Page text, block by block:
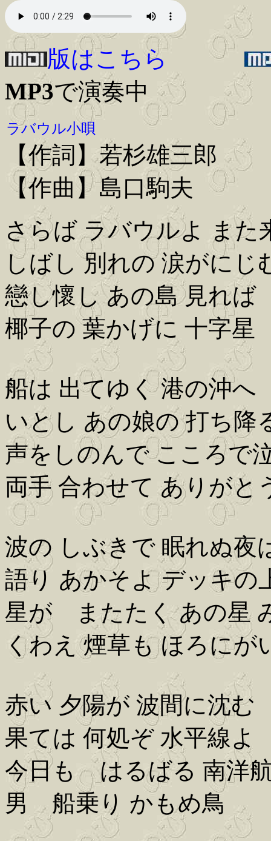
版はこちら
MP3で演奏中
ラバウル小唄
【作詞】若杉雄三郎
【作曲】島口駒夫
さらば ラバウルよ また
しばし 別れの 涙がにじ
戀し懷し あの島 見れば
椰子の 葉かげに 十字星
船は 出てゆく 港の沖へ
いとし あの娘の 打ち降
声をしのんで こころで
両手 合わせて ありがと
波の しぶきで 眠れぬ夜
語り あかそよ デッキの
星が またたく あの星
くわえ 煙草も ほろにが
赤い 夕陽が 波間に沈む
果ては 何処ぞ 水平線よ
今日も はるばる 南洋
男 船乗り かもめ鳥